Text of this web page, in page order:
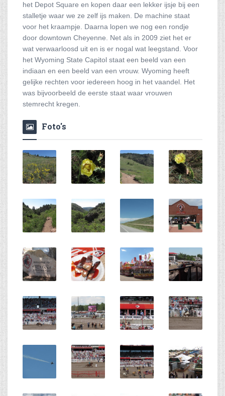
het Depot Square en kopen daar een lekker ijsje bij een
stalletje waar we ze zelf ijs maken. De machine staat
voor het kraampje. Daarna lopen we nog een rondje
door downtown Cheyenne. Net als in 2009 ziet het er
wat verwaarloosd uit en is er nogal wat leegstand. Voor
het Wyoming State Capitol staat een beeld van een
indiaan en een beeld van een vrouw. Wyoming heeft
gelijke rechten voor iedereen hoog in het vaandel. Het
was bijvoorbeeld de eerste staat waar vrouwen
stemrecht kregen.
Foto's